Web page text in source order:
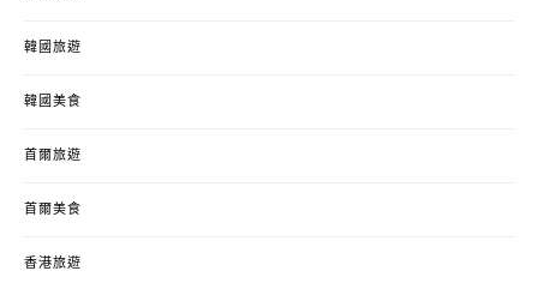
韓國旅遊
韓國美食
首爾旅遊
首爾美食
香港旅遊